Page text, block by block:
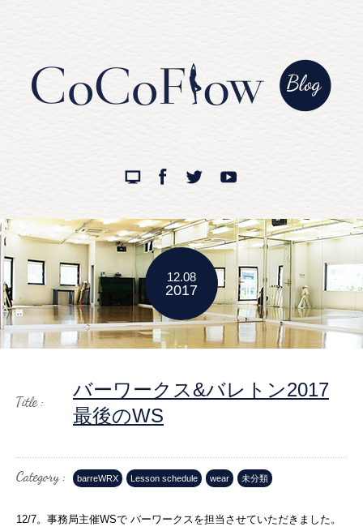
12.08
2017
バーワークス&バレトン2017
最後のWS
barreWRX Lesson schedule wear 未分類
12/7。事務局主催WSで バーワークスを担当させていただきました。